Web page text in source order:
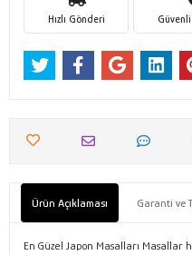
Hızlı Gönderi
Ürün Açıklaması Garanti ve
En Güzel Japon Masalları